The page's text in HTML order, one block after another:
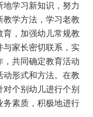
学习新知识，努力
学方法，学习老教
育，加强幼儿常规教
与家长密切联系，实
共同确定教育活动
动形式和方法。在教
个别幼儿进行个别
务素质，积极地进行